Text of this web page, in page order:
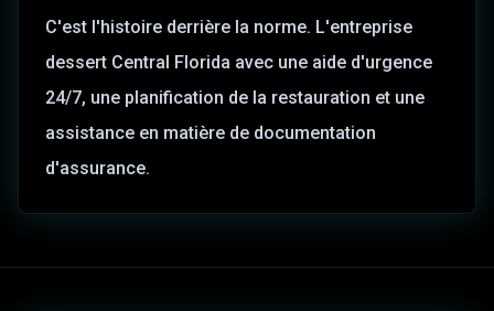
C'est l'histoire derrière la norme. L'entreprise
dessert Central Florida avec une aide d'urgence
24/7, une planification de la restauration et une
assistance en matière de documentation
d'assurance.